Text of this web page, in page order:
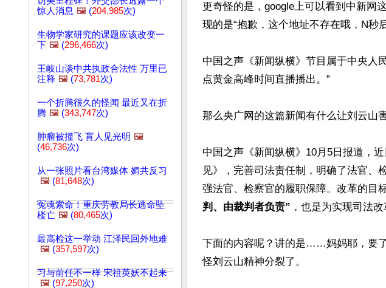
惊人消息 🖼️ (204,985次)
生物学家研究的课题应该改变一
下 🖼️ (296,466次)
王岐山谈中共执政合法性 万里已
注释 🖼️ (73,781次)
一个折腾很久的怪闻 最近又在折
腾 🖼️ (343,747次)
肿瘤被撞飞 盲人见光明 🖼️
(46,736次)
从一张照片看台湾媒体 媚共反习
🖼️ (81,648次)
冤魂索命！重庆劳教局长逃命坠
楼亡 🖼️ (80,465次)
最高检这一举动 江泽民回外地难
🖼️ (357,597次)
习与前任不一样 宋祖英妖不起来
🖼️ (97,250次)
更奇怪的是，google上可以看到中新网
现的是“抱歉，这个地址不存在哦，N秒
中国之声《新闻纵横》节目属于中央人
点黄金高峰时间直播播出。”
那么央广网的这篇新闻有什么让刘云山
中国之声《新闻纵横》10月5日报道，
见》，完善司法责任制，明确了法官、
强法官、检察官的履职保障。改革的目
判、由裁判者负责” ，也是为实现司法
下面的内容呢？讲的是……妈妈耶，要
怪刘云山精神分裂了。